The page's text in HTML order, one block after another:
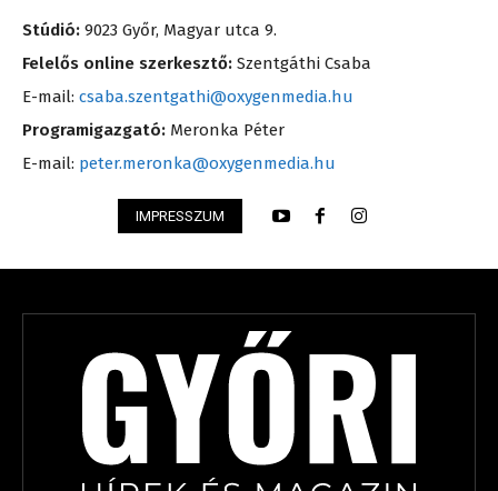
Stúdió: 9023 Győr, Magyar utca 9.
Felelős online szerkesztő: Szentgáthi Csaba
E-mail: csaba.szentgathi@oxygenmedia.hu
Programigazgató: Meronka Péter
E-mail: peter.meronka@oxygenmedia.hu
IMPRESSZUM